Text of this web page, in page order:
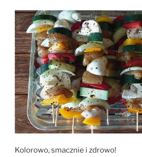
Kolorowo, smacznie i zdrowo!